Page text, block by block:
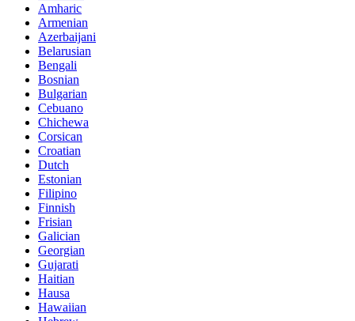
Amharic
Armenian
Azerbaijani
Belarusian
Bengali
Bosnian
Bulgarian
Cebuano
Chichewa
Corsican
Croatian
Dutch
Estonian
Filipino
Finnish
Frisian
Galician
Georgian
Gujarati
Haitian
Hausa
Hawaiian